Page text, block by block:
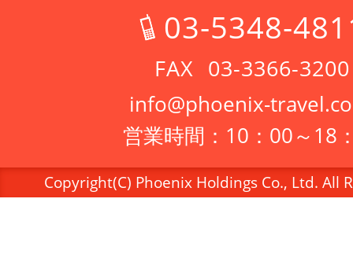
03-5348-
03-3366-3200
info@phoenix-
営業時間：10：00～18
Copyright(C) Phoenix Holdings Co., Ltd. All